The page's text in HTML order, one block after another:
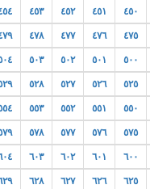
٤٥٠ ٤٥١ ٤٥٢ ٤٥٣
٤٧٥ ٤٧٦ ٤٧٧ ٤٧٨
٥٠٠ ٥٠١ ٥٠٢ ٥٠٣
٥٢٥ ٥٢٦ ٥٢٧ ٥٢٨
٥٥٠ ٥٥١ ٥٥٢ ٥٥٣
٥٧٥ ٥٧٦ ٥٧٧ ٥٧٨
٦٠٠ ٦٠١ ٦٠٢ ٦٠٣
٦٢٥ ٦٢٦ ٦٢٧ ٦٢٨